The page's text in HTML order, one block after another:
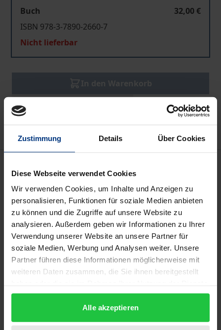
Zustimmung Details Über Cookies
Diese Webseite verwendet Cookies
Wir verwenden Cookies, um Inhalte und Anzeigen zu
personalisieren, Funktionen für soziale Medien anbieten
zu können und die Zugriffe auf unsere Website zu
analysieren. Außerdem geben wir Informationen zu Ihrer
Verwendung unserer Website an unsere Partner für
soziale Medien, Werbung und Analysen weiter. Unsere
Partner führen diese Informationen möglicherweise mit
weiteren Daten zusammen, die Sie ihnen bereitgestellt
gesammelt haben.
Alle akzeptieren
Buch
32,00 €
ISBN 978-3-7890-2660-7
Nicht lieferbar
Zur Wunschliste hinzufügen
Hinweise zu Versandkosten
In der Literatur wird Werken der Gartengestaltung
fast durchweg Urheberrechtsschutz zugestanden,
ohne jedoch auf die Fragen einzugehen, die sich aus
der Arbeit mit lebendem Gestaltungsmaterial und
der Verschmelzung einer Vielzahl selbständiger
Gestaltungselemente zu einer raumgestalterischen
Einheit ergeben. Die Arbeit zeigt, wie sich all diese
bewältigen lassen und mündet in ein